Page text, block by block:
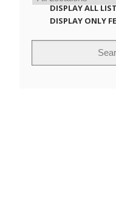
DISPLAY ALL
DISPLAY ONLY